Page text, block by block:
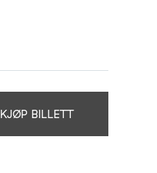
KJØP BILLETT